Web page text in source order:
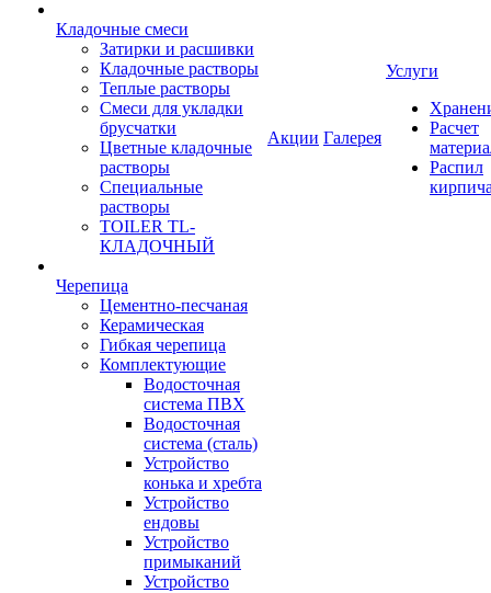
Кладочные смеси
Затирки и расшивки
Кладочные растворы
Теплые растворы
Смеси для укладки
брусчатки
Цветные кладочные
растворы
Специальные
растворы
TOILER TL-
КЛАДОЧНЫЙ
Черепица
Цементно-песчаная
Керамическая
Гибкая черепица
Комплектующие
Водосточная
система ПВХ
Водосточная
система (сталь)
Устройство
конька и хребта
Устройство
ендовы
Устройство
примыканий
Устройство
Акции Галерея
Услуги
Расчет
Распил